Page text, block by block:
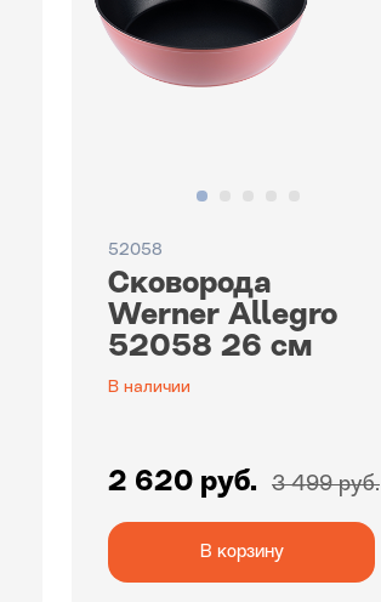
52058
Сковорода
Werner Allegro
52058 26 см
В наличии
2 620 руб. 3 499 руб.
В корзину